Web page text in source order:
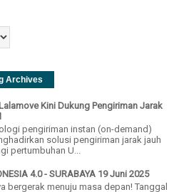
Archives
Kini Dukung Pengiriman Jarak
pengiriman instan (on-demand)
solusi pengiriman jarak jauh
pertumbuhan U...
4.0 - SURABAYA 19 Juni 2025
bergerak menuju masa depan! Tanggal